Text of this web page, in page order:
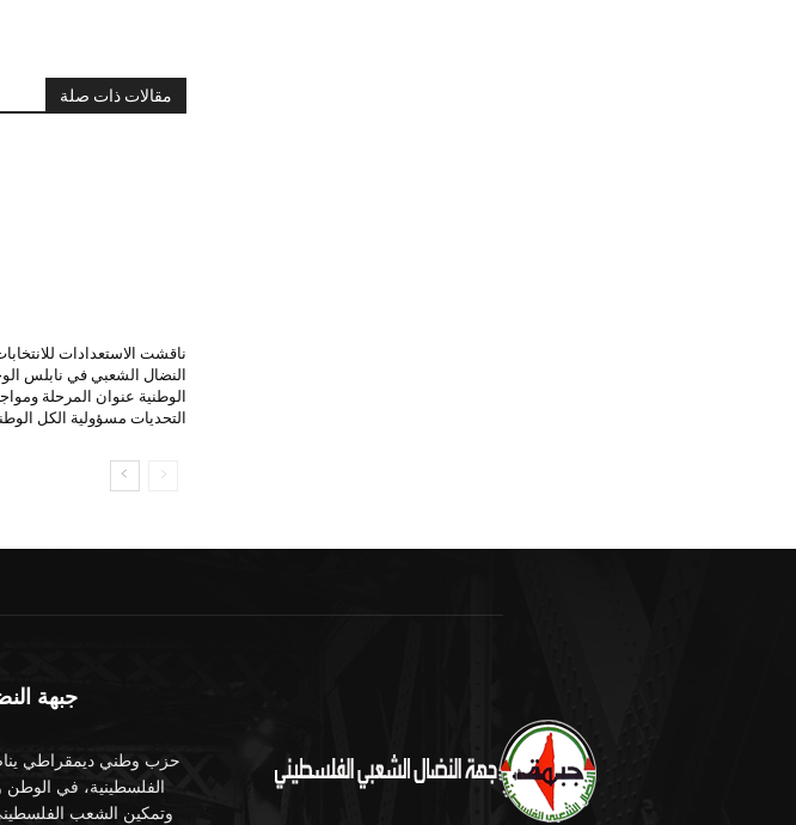
مقالات ذات صلة
ناقشت الاستعدادات
النضال الشعبي في نابلس
الوطنية عنوان المرحلة
التحديات مسؤولية الكل
جبهة
حزب وطني ديمقراطي
الفلسطينية، في الوطن
وتمكين الشعب